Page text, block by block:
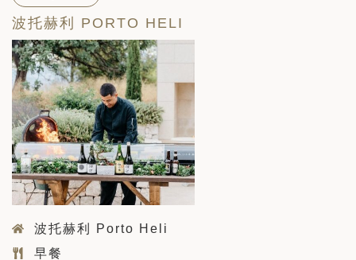
波托赫利 PORTO HELI
波托赫利 Porto Heli
早餐